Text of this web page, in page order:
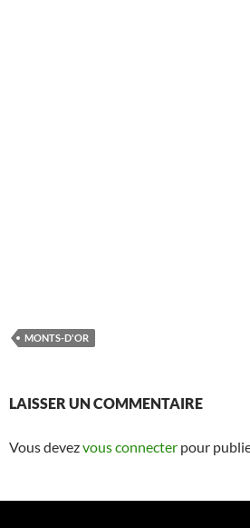
MONTS-D'OR
LAISSER UN COMMENTAIRE
Vous devezvous connecter pour